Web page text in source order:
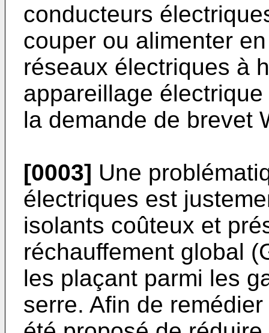
conducteurs
couper ou alimenter
réseaux électriques à
appareillage
la demande de brevet
[0003] Une
électriques est
isolants coûteux et
réchauffement global
les plaçant parmi les
serre. Afin de